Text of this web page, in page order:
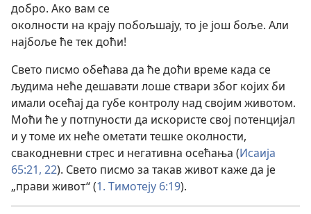
добро. Ако вам се
околности на крају побољшају, то је још боље. Али
најбоље ће тек доћи!
Свето писмо обећава да ће доћи време када се
људима неће дешавати лоше ствари због којих би
имали осећај да губе контролу над својим животом.
Моћи ће у потпуности да искористе свој потенцијал
и у томе их неће ометати тешке околности,
свакодневни стрес и негативна осећања (Исаија
65:21, 22). Свето писмо за такав живот каже да је
„прави живот“ (1. Тимотеју 6:19).